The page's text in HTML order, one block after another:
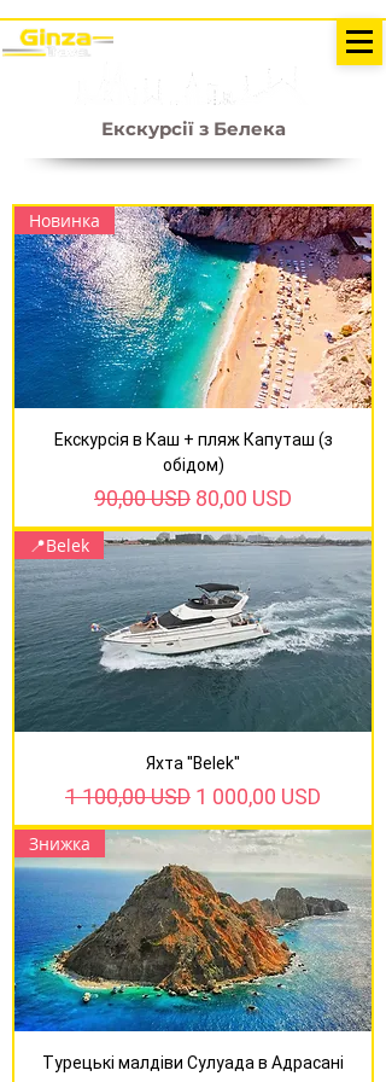
Екскурсії з Белека
Новинка
Екскурсія в Каш + пляж Капуташ (з
обідом)
Звичайна ціна
90,00 USD За розпродажем
80,00 USD
📍Belek
Яхта ''Belek''
Звичайна ціна
1 100,00 USD За розпродажем
1 000,00 USD
Знижка
Турецькі малдіви Сулуада в Адрасані